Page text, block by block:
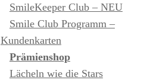
SmileKeeper Club – NEU
Smile Club Programm –
Kundenkarten
Prämienshop
Lächeln wie die Stars